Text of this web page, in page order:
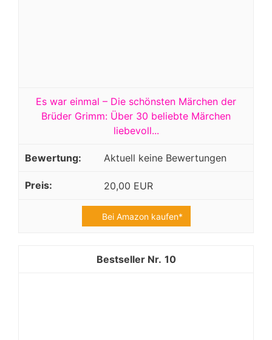
Es war einmal – Die schönsten Märchen der
Brüder Grimm: Über 30 beliebte Märchen
liebevoll...
Aktuell keine Bewertungen
20,00 EUR
Bei Amazon kaufen*
10